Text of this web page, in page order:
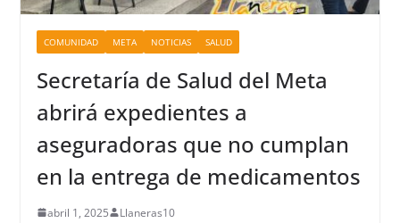
COMUNIDAD META NOTICIAS SALUD
Secretaría de Salud del Meta
abrirá expedientes a
aseguradoras que no cumplan
en la entrega de medicamentos
abril 1, 2025 Llaneras10